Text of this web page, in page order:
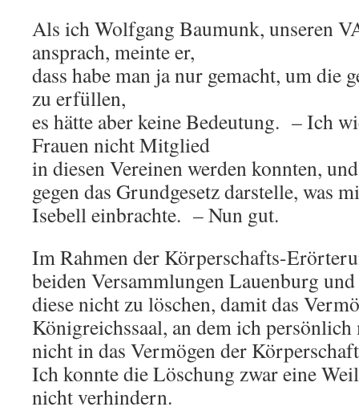
Als ich Wolfgang Baumunk, unseren
ansprach, meinte er,
dass habe man ja nur gemacht, um die
zu erfüllen,
es hätte aber keine Bedeutung. – Ich
Frauen nicht Mitglied
in diesen Vereinen werden konnten,
gegen das Grundgesetz darstelle, was
Isebell einbrachte. – Nun gut.
Im Rahmen der Körperschafts-
beiden Versammlungen Lauenburg
diese nicht zu löschen, damit das
Königreichssaal, an dem ich persönlich
nicht in das Vermögen der
Ich konnte die Löschung zwar eine
nicht verhindern.